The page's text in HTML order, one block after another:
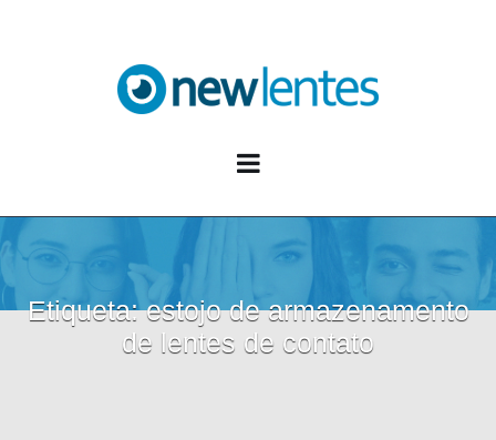
Etiqueta:estojo de armazenamento
de lentes de contato